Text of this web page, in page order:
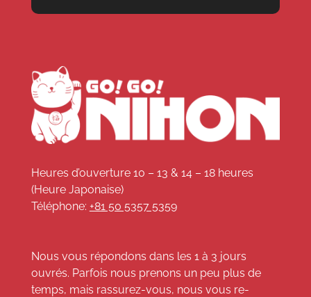
Heures d’ouverture 10 – 13 & 14 – 18 heures
(Heure Japonaise)
Téléphone: +81 50 5357 5359
Nous vous répondons dans les 1 à 3 jours
ouvrés. Parfois nous prenons un peu plus de
temps, mais rassurez-vous, nous vous re-